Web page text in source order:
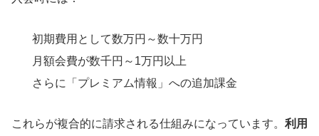
初期費用として数万円～数十万円
月額会費が数千円～1万円以上
さらに「プレミアム情報」への追加課金
これらが複合的に請求される仕組みになっています。 利用